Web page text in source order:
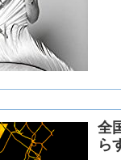
全
ら